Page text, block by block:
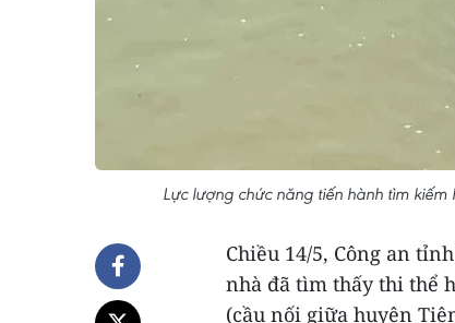
Lực lượng chức năng tiến hành tìm
Chiều 14/5, Công an
nhà đã tìm thấy thi thể
(cầu nối giữa huyện